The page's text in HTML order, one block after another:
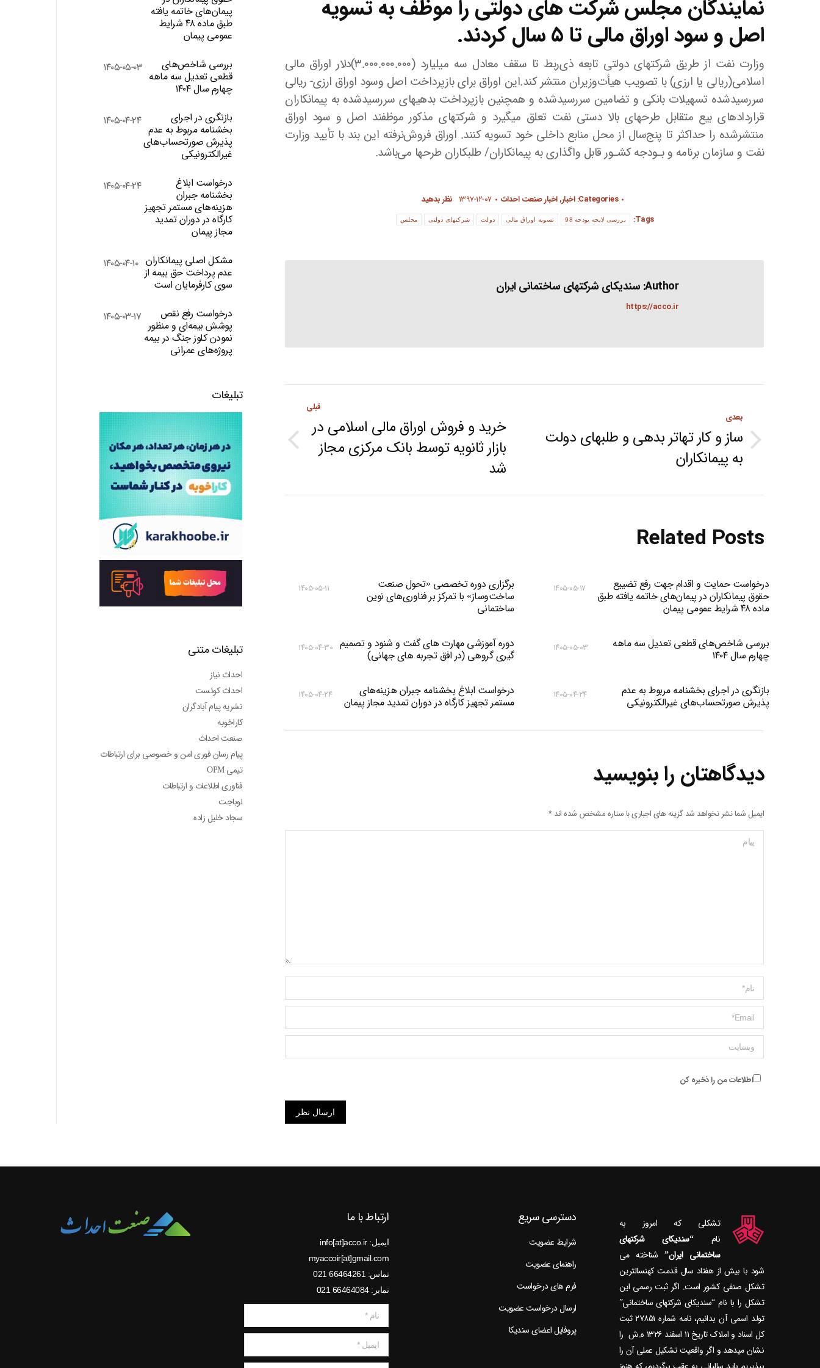
نمایندگان مجلس شرکت های دولتی را موظف به تسویه
اصل و سود اوراق مالی تا ۵ سال کردند.
وزارت نفت از طریق شرکتهای دولتی تابعه ذی‌ربط تا سقف معادل سه میلیارد (۳.۰۰۰.۰۰۰.۰۰۰)دلار اوراق مالی
اسلامی(ریالی یا ارزی) با تصویب هیأت‌وزیران منتشر کند.این اوراق برای بازپرداخت اصل وسود اوراق ارزی- ریالی
سررسیدشده تسهیلات بانکی و تضامین سررسیدشده و همچنین بازپرداخت بدهیهای سررسیدشده به پیمانکاران
قراردادهای بیع متقابل طرحهای بالا دستی نفت تعلق می­گیرد و شرکتهای مذکور موظفند اصل و سود اوراق
منتشرشده را حداکثر تا پنج‌سال از محل منابع داخلی خود تسویه کنند. اوراق فروش‌نرفته این بند با تأیید وزارت
نفت و سازمان برنامه و بـودجه کشـور قابل واگذاری به پیمانکاران/ طلبکاران طرحها می‌باشد.
Categories: اخبار,اخبار صنعت احداث ۱۳۹۷-۱۲-۰۷ نظر بدهید
Tags:
بررسی لایحه بودجه 98 تسویه اوراق مالی دولت شرکتهای دولتی مجلس
Author: سندیکای شرکتهای ساختمانی ایران
https://acco.ir
navigation
قبلی
Previous
خرید و فروش اوراق مالی اسلامی در
بازار ثانویه توسط بانک مرکزی مجاز
شد
بعدی
Next
post:
ساز و کار تهاتر بدهی و طلبهای دولت
به پیمانکاران
Related Posts
درخواست حمایت و اقدام جهت رفع تضییع
حقوق پیمانکاران در پیمان‌های خاتمه یافته طبق
ماده ۴۸ شرایط عمومی پیمان
۱۴۰۵-۰۵-۱۷
برگزاری دوره تخصصی «تحول صنعت
ساخت‌وساز» با تمرکز بر فناوری‌های نوین
ساختمانی
۱۴۰۵-۰۵-۱۱
بررسی شاخص‌های قطعی تعدیل سه ماهه
چهارم سال ۱۴۰۴
۱۴۰۵-۰۵-۰۳
دوره آموزشی مهارت های گفت و شنود و تصمیم
گیری گروهی (در افق تجربه های جهانی)
۱۴۰۵-۰۴-۳۰
بازنگری در اجرای بخشنامه مربوط به عدم
پذیرش صورتحساب‌های غیرالکترونیکی
۱۴۰۵-۰۴-۲۴
درخواست ابلاغ بخشنامه جبران هزینه‌های
مستمر تجهیز کارگاه در دوران تمدید مجاز پیمان
۱۴۰۵-۰۴-۲۴
دیدگاهتان را بنویسید
ایمیل شما نشر نخواهد شد گزینه های اجباری با ستاره مشخص شده اند*
پیام
Name *
ایمیل *
وبسایت
اطلاعات من را ذخیره کن
ارسال نظر
پیمان‌های خاتمه یافته
طبق ماده ۴۸ شرایط
عمومی پیمان
بررسی شاخص‌های
قطعی تعدیل سه ماهه
چهارم سال ۱۴۰۴
۱۴۰۵-۰۵-۰۳
بازنگری در اجرای
بخشنامه مربوط به عدم
پذیرش صورتحساب‌های
غیرالکترونیکی
۱۴۰۵-۰۴-۲۴
درخواست ابلاغ
بخشنامه جبران
هزینه‌های مستمر تجهیز
کارگاه در دوران تمدید
مجاز پیمان
۱۴۰۵-۰۴-۲۴
مشکل اصلی پیمانکاران
عدم پرداخت حق بیمه از
سوی کارفرمایان است
۱۴۰۵-۰۴-۱۰
درخواست رفع نقص
پوشش بیمه‌ای و منظور
نمودن کلوز جنگ در بیمه
پروژه‌های عمرانی
۱۴۰۵-۰۳-۱۷
تبلیغات
تبلیغات متنی
احداث نیاز
احداث کوئست
نشریه پیام آبادگران
کاراخوبه
صنعت احداث
پیام رسان فوری امن و خصوصی برای ارتباطات
تیمی OPM
فناوری اطلاعات و ارتباطات
لوباجت
سجاد خلیل زاده
تشکلی که امروز به
نام“سندیکای شرکتهای
ساختمانی ایران”
شود با بیش از هفتاد سال قدمت کهنسال‎ترین
تشکل صنفی کشور است. اگر ثبت رسمی این
تشکل را با نام “سندیکای شرکتهای ساختمانی”
تولد اسمی آن بدانیم، نامه شماره ۲۷۸۵۱ ثبت
کل اسناد و املاک تاریخ ۱۱ اسفند ۱۳۲۶ ه.ش را
نشان می‎دهد و اگر واقعیت تشکیل عملی آن را
دسترسی سریع
شرایط عضویت
راهنمای عضویت
فرم های درخواست
ارسال درخواست عضویت
پروفایل اعضای سندیکا
ارتباط با ما
ایمیل: info[at]acco.ir
myaccoir[at]gmail.com
تماس: 66464261 021
نمابر: 66464084 021
نام *
ایمیل *